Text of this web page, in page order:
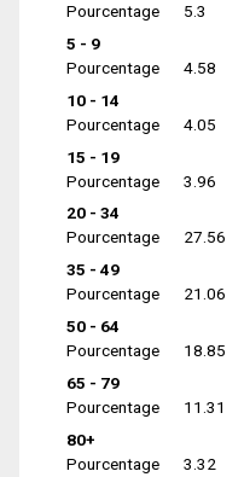
Pourcentage
5.3
5 - 9
Pourcentage
4.58
10 - 14
Pourcentage
4.05
15 - 19
Pourcentage
3.96
20 - 34
Pourcentage
27.56
35 - 49
Pourcentage
21.06
50 - 64
Pourcentage
18.85
65 - 79
Pourcentage
11.31
80+
Pourcentage
3.32